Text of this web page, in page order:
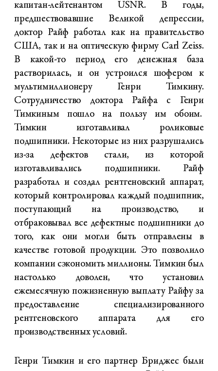
капитан-лейтенантом USNR. В годы,
предшествовавшие Великой депрессии,
доктор Райф работал как на правительство
США, так и на оптическую фирму Carl Zeiss.
В какой-то период его денежная база
растворилась, и он устроился шофером к
мультимиллионеру Генри Тимкину.
Сотрудничество доктора Райфа с Генри
Тимкиным пошло на пользу им обоим.
Тимкин изготавливал роликовые
подшипники. Некоторые из них разрушались
из-за дефектов стали, из которой
изготавливались подшипники. Райф
разработал и создал рентгеновский аппарат,
который контролировал каждый подшипник,
поступающий на производство, и
отбраковывал все дефектные подшипники до
того, как они могли быть отправлены в
качестве готовой продукции. Это позволило
компании сэкономить миллионы. Тимкин был
настолько доволен, что установил
ежемесячную пожизненную выплату Райфу за
предоставление специализированного
рентгеновского аппарата для его
производственных условий.
Генри Тимкин и его партнер Бриджес были